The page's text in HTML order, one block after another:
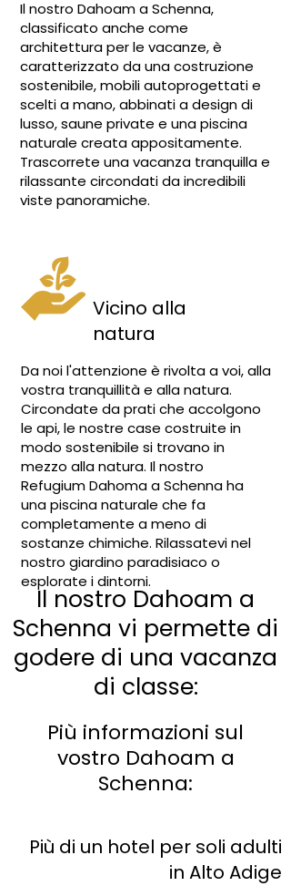
Il nostro Dahoam a Schenna,
classificato anche come
architettura per le vacanze, è
caratterizzato da una costruzione
sostenibile, mobili autoprogettati e
scelti a mano, abbinati a design di
lusso, saune private e una piscina
naturale creata appositamente.
Trascorrete una vacanza tranquilla e
rilassante circondati da incredibili
viste panoramiche.
Vicino alla
natura
Da noi l'attenzione è rivolta a voi, alla
vostra tranquillità e alla natura.
Circondate da prati che accolgono
le api, le nostre case costruite in
modo sostenibile si trovano in
mezzo alla natura. Il nostro
Refugium Dahoma a Schenna ha
una piscina naturale che fa
completamente a meno di
sostanze chimiche. Rilassatevi nel
nostro giardino paradisiaco o
esplorate i dintorni.
Il nostro Dahoam a
Schenna vi permette di
godere di una vacanza
di classe:
Più informazioni sul
vostro Dahoam a
Schenna:
Più di un hotel per soli adulti
in Alto Adige